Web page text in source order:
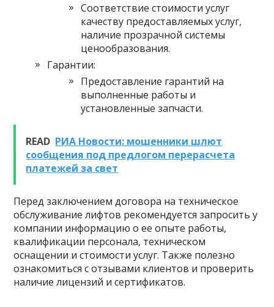
Соответствие стоимости услуг
качеству предоставляемых услуг,
наличие прозрачной системы
ценообразования.
Гарантии:
Предоставление гарантий на
выполненные работы и
установленные запчасти.
READ РИА Новости: мошенники шлют
сообщения под предлогом перерасчета
платежей за свет
Перед заключением договора на техническое
обслуживание лифтов рекомендуется запросить у
компании информацию о ее опыте работы,
квалификации персонала, техническом
оснащении и стоимости услуг. Также полезно
ознакомиться с отзывами клиентов и проверить
наличие лицензий и сертификатов.